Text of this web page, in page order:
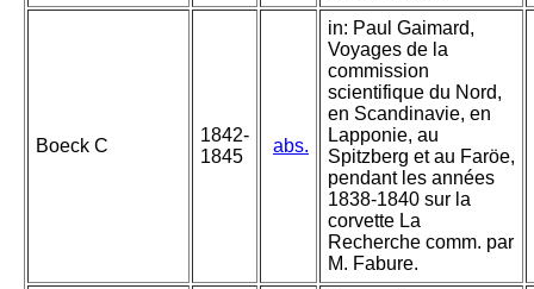
Boeck C
1842-
1845
abs.
in: Paul Gaimard,
Voyages de la
commission
scientifique du Nord,
en Scandinavie, en
Lapponie, au
Spitzberg et au Faröe,
pendant les années
1838-1840 sur la
corvette La
Recherche comm. par
M. Fabure.